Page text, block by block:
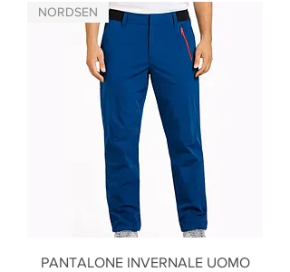
NORDSEN
PANTALONE INVERNALE UOMO